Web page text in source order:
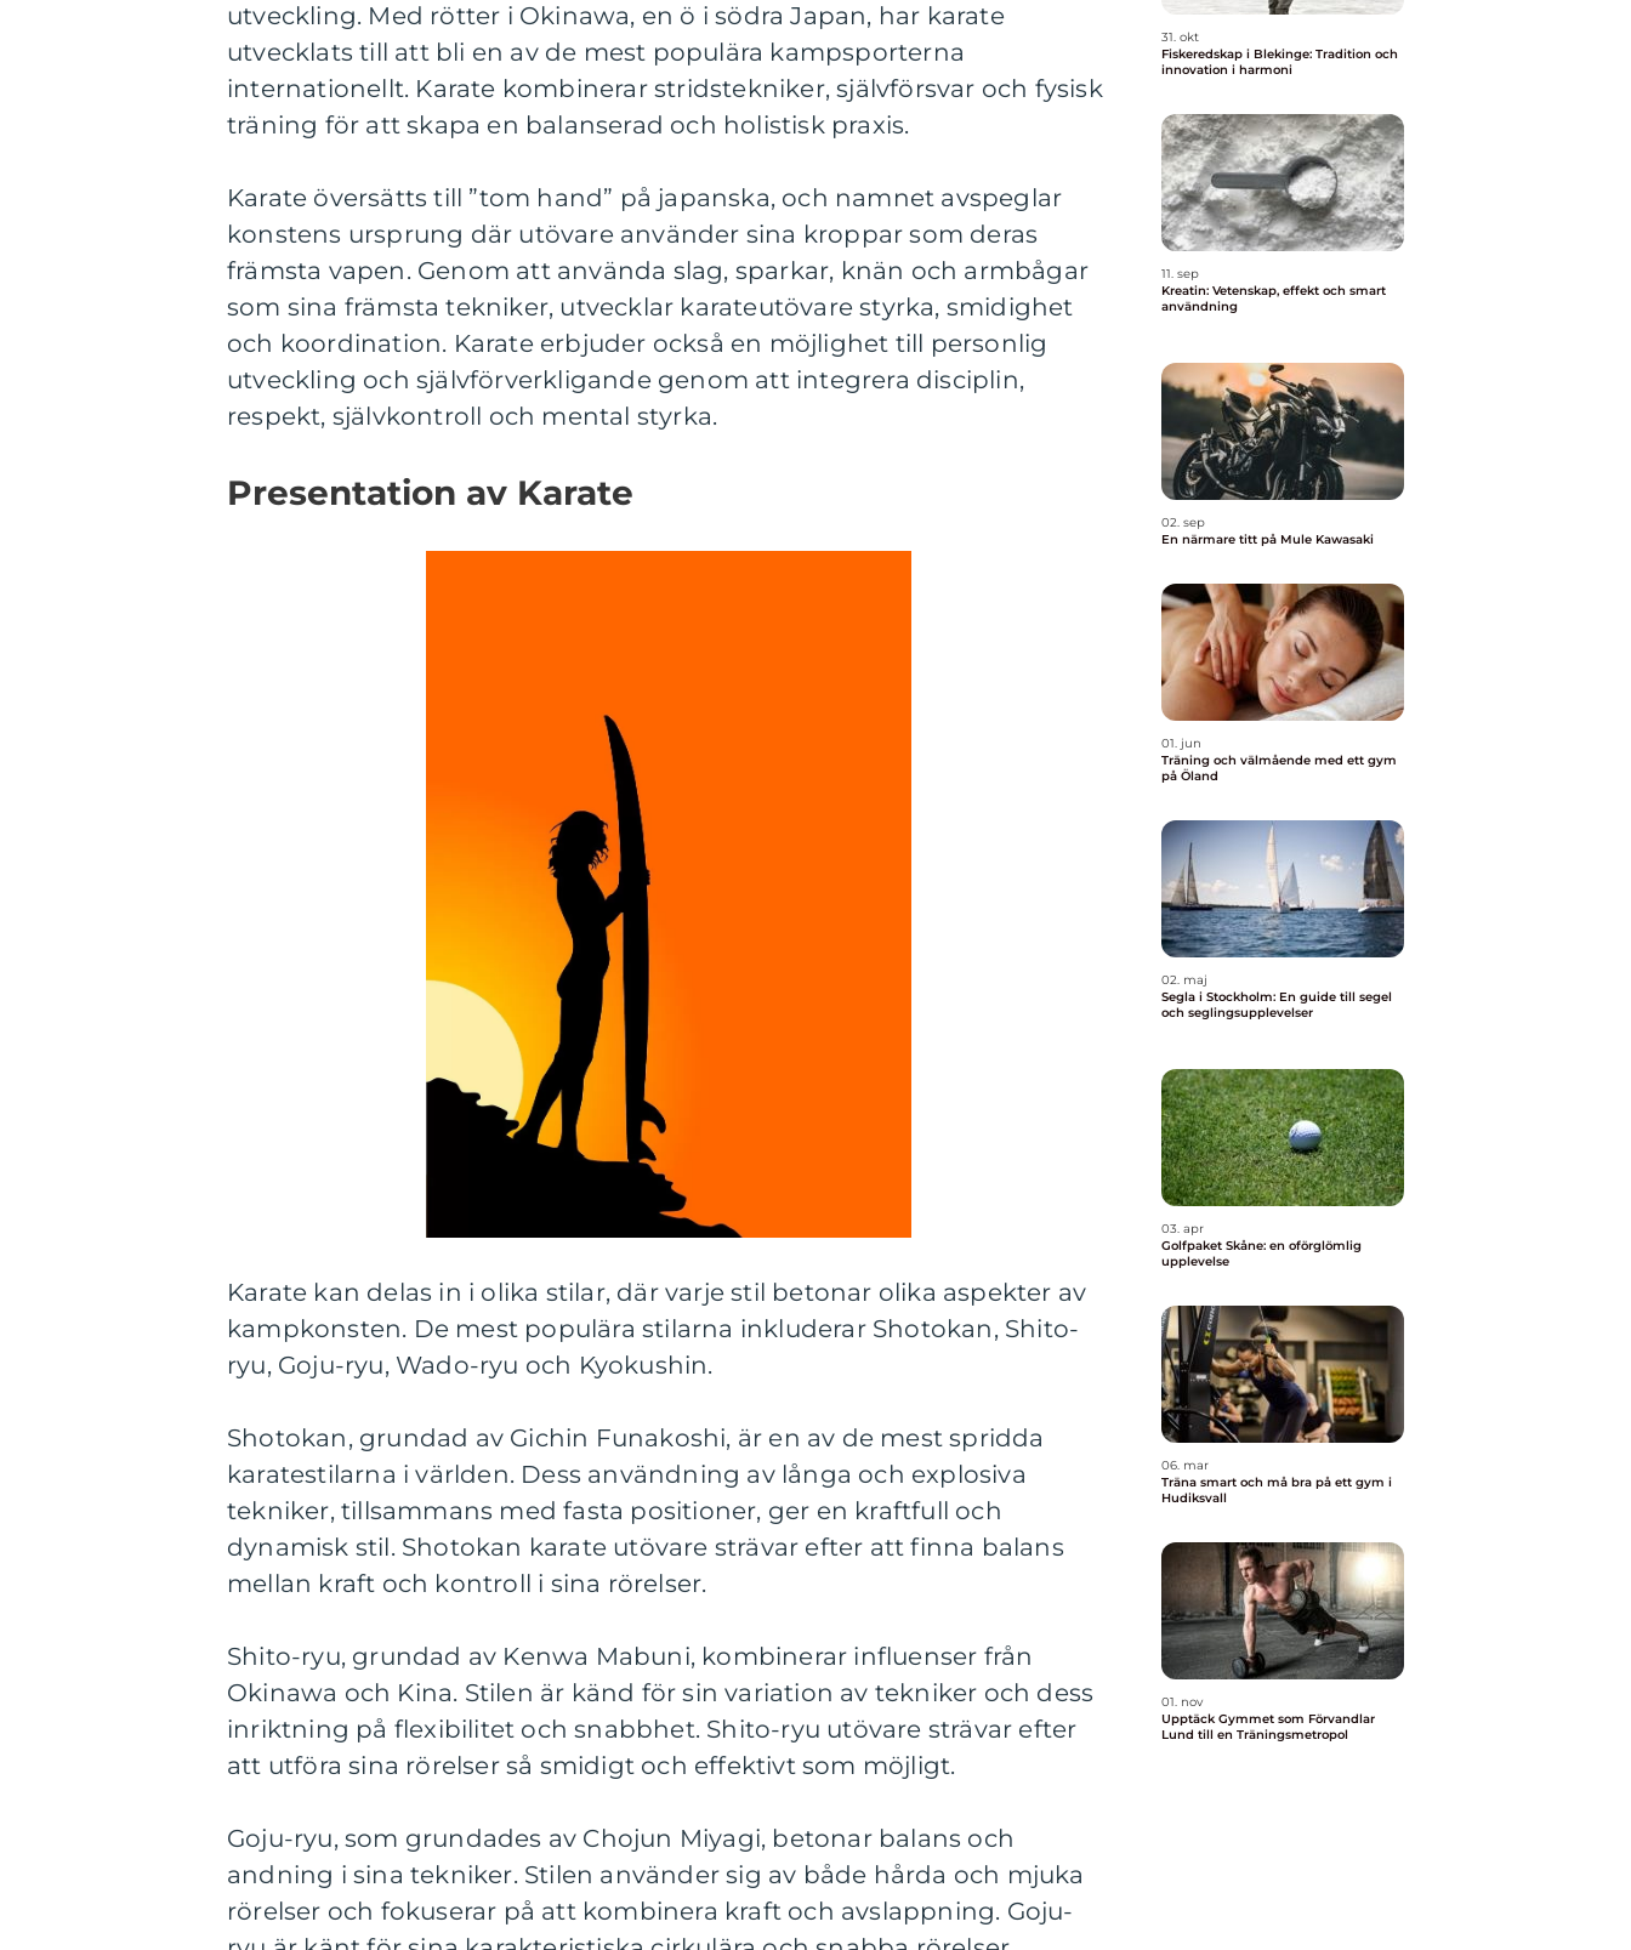
utveckling. Med rötter i Okinawa, en ö i södra Japan, har karate
utvecklats till att bli en av de mest populära kampsporterna
internationellt. Karate kombinerar stridstekniker, självförsvar och fysisk
träning för att skapa en balanserad och holistisk praxis.
Karate översätts till ”tom hand” på japanska, och namnet avspeglar
konstens ursprung där utövare använder sina kroppar som deras
främsta vapen. Genom att använda slag, sparkar, knän och armbågar
som sina främsta tekniker, utvecklar karateutövare styrka, smidighet
och koordination. Karate erbjuder också en möjlighet till personlig
utveckling och självförverkligande genom att integrera disciplin,
respekt, självkontroll och mental styrka.
Presentation av Karate
Karate kan delas in i olika stilar, där varje stil betonar olika aspekter av
kampkonsten. De mest populära stilarna inkluderar Shotokan, Shito-
ryu, Goju-ryu, Wado-ryu och Kyokushin.
Shotokan, grundad av Gichin Funakoshi, är en av de mest spridda
karatestilarna i världen. Dess användning av långa och explosiva
tekniker, tillsammans med fasta positioner, ger en kraftfull och
dynamisk stil. Shotokan karate utövare strävar efter att finna balans
mellan kraft och kontroll i sina rörelser.
Shito-ryu, grundad av Kenwa Mabuni, kombinerar influenser från
Okinawa och Kina. Stilen är känd för sin variation av tekniker och dess
inriktning på flexibilitet och snabbhet. Shito-ryu utövare strävar efter
att utföra sina rörelser så smidigt och effektivt som möjligt.
Goju-ryu, som grundades av Chojun Miyagi, betonar balans och
andning i sina tekniker. Stilen använder sig av både hårda och mjuka
rörelser och fokuserar på att kombinera kraft och avslappning. Goju-
31. okt
Fiskeredskap i Blekinge: Tradition och
innovation i harmoni
11. sep
Kreatin: Vetenskap, effekt och smart
användning
02. sep
En närmare titt på Mule Kawasaki
01. jun
Träning och välmående med ett gym
på Öland
02. maj
Segla i Stockholm: En guide till segel
och seglingsupplevelser
03. apr
Golfpaket Skåne: en oförglömlig
upplevelse
06. mar
Träna smart och må bra på ett gym i
Hudiksvall
01. nov
Upptäck Gymmet som Förvandlar
Lund till en Träningsmetropol